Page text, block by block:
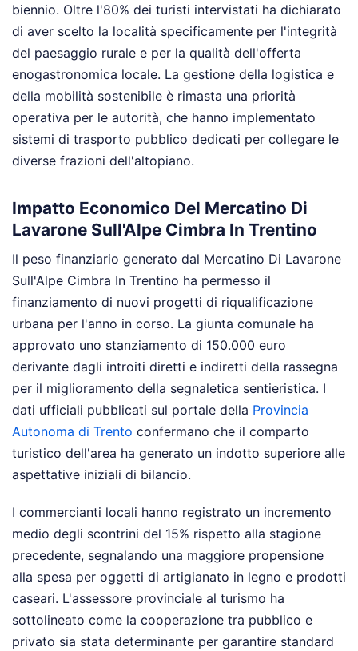
biennio. Oltre l'80% dei turisti intervistati ha dichiarato
di aver scelto la località specificamente per l'integrità
del paesaggio rurale e per la qualità dell'offerta
enogastronomica locale. La gestione della logistica e
della mobilità sostenibile è rimasta una priorità
operativa per le autorità, che hanno implementato
sistemi di trasporto pubblico dedicati per collegare le
diverse frazioni dell'altopiano.
Impatto Economico Del Mercatino Di
Lavarone Sull'Alpe Cimbra In Trentino
Il peso finanziario generato dal Mercatino Di Lavarone
Sull'Alpe Cimbra In Trentino ha permesso il
finanziamento di nuovi progetti di riqualificazione
urbana per l'anno in corso. La giunta comunale ha
approvato uno stanziamento di 150.000 euro
derivante dagli introiti diretti e indiretti della rassegna
per il miglioramento della segnaletica sentieristica. I
dati ufficiali pubblicati sul portale della Provincia
Autonoma di Trento confermano che il comparto
turistico dell'area ha generato un indotto superiore alle
aspettative iniziali di bilancio.
I commercianti locali hanno registrato un incremento
medio degli scontrini del 15% rispetto alla stagione
precedente, segnalando una maggiore propensione
alla spesa per oggetti di artigianato in legno e prodotti
caseari. L'assessore provinciale al turismo ha
sottolineato come la cooperazione tra pubblico e
privato sia stata determinante per garantire standard